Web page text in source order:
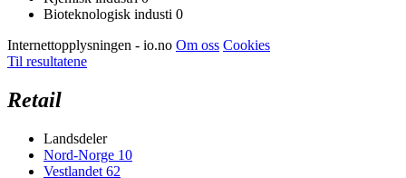
Bioteknologisk industi 0
Internettopplysningen - io.no Om oss Cookies
Til resultatene
Retail
Landsdeler
Nord-Norge 10
Vestlandet 62